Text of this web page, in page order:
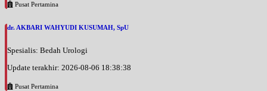
Pusat Pertamina
dr. AKBARI WAHYUDI KUSUMAH, SpU
Spesialis: Bedah Urologi
Update terakhir: 2026-08-06 18:38:38
Pusat Pertamina